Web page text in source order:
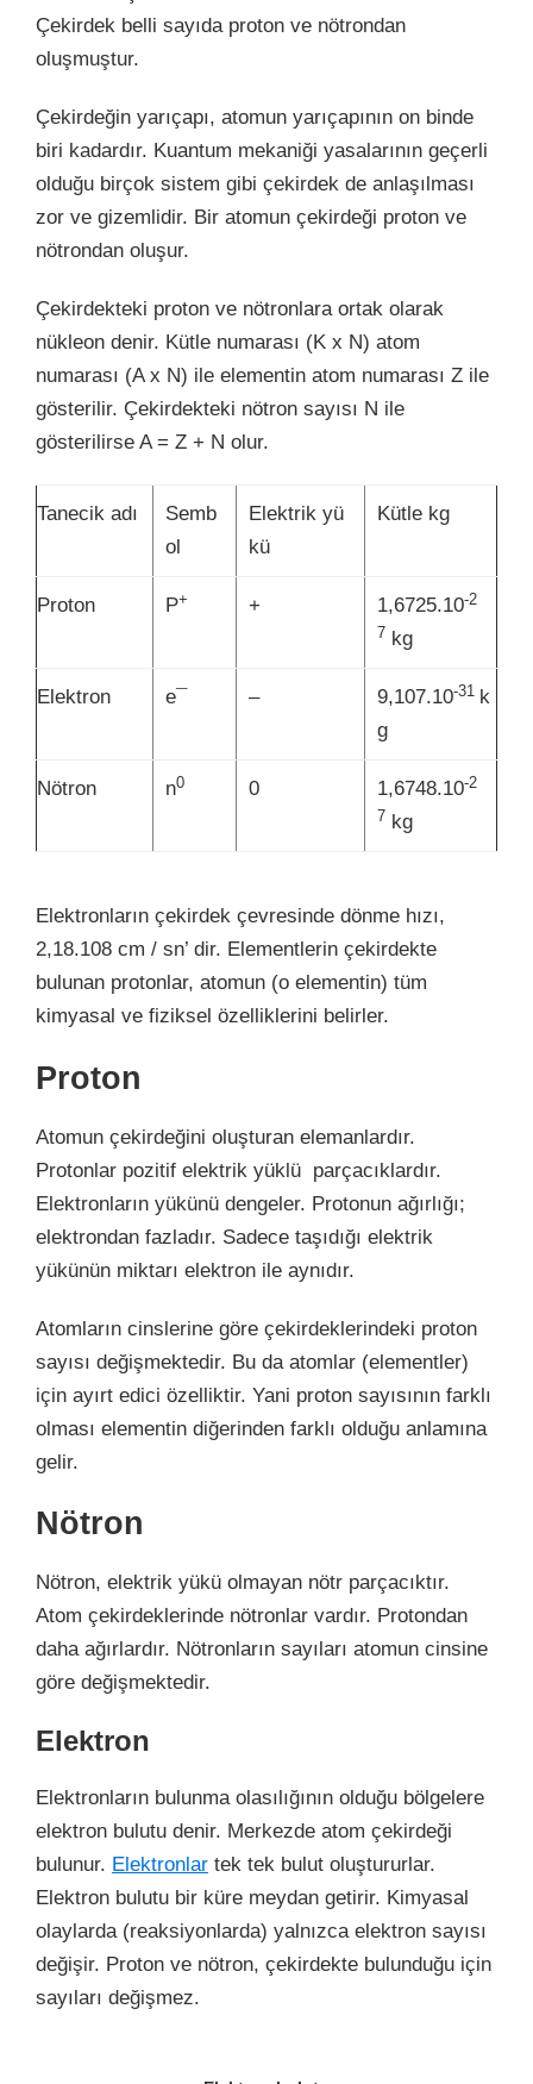
Çekirdek belli sayıda proton ve nötrondan
oluşmuştur.
Çekirdeğin yarıçapı, atomun yarıçapının on binde
biri kadardır. Kuantum mekaniği yasalarının geçerli
olduğu birçok sistem gibi çekirdek de anlaşılması
zor ve gizemlidir. Bir atomun çekirdeği proton ve
nötrondan oluşur.
Çekirdekteki proton ve nötronlara ortak olarak
nükleon denir. Kütle numarası (K x N) atom
numarası (A x N) ile elementin atom numarası Z ile
gösterilir. Çekirdekteki nötron sayısı N ile
gösterilirse A = Z + N olur.
Tanecik adı
Semb
ol
Elektrik yü
kü
Kütle kg
Proton P+ + 1,6725.10-2
7 kg
Elektron e¯ – 9,107.10-31 k
g
Nötron n0 0 1,6748.10-2
7 kg
Elektronların çekirdek çevresinde dönme hızı,
2,18.108 cm / sn’ dir. Elementlerin çekirdekte
bulunan protonlar, atomun (o elementin) tüm
kimyasal ve fiziksel özelliklerini belirler.
Proton
Atomun çekirdeğini oluşturan elemanlardır.
Protonlar pozitif elektrik yüklü parçacıklardır.
Elektronların yükünü dengeler. Protonun ağırlığı;
elektrondan fazladır. Sadece taşıdığı elektrik
yükünün miktarı elektron ile aynıdır.
Atomların cinslerine göre çekirdeklerindeki proton
sayısı değişmektedir. Bu da atomlar (elementler)
için ayırt edici özelliktir. Yani proton sayısının farklı
olması elementin diğerinden farklı olduğu anlamına
gelir.
Nötron
Nötron, elektrik yükü olmayan nötr parçacıktır.
Atom çekirdeklerinde nötronlar vardır. Protondan
daha ağırlardır. Nötronların sayıları atomun cinsine
göre değişmektedir.
Elektron
Elektronların bulunma olasılığının olduğu bölgelere
elektron bulutu denir. Merkezde atom çekirdeği
bulunur. Elektronlar tek tek bulut oluştururlar.
Elektron bulutu bir küre meydan getirir. Kimyasal
olaylarda (reaksiyonlarda) yalnızca elektron sayısı
değişir. Proton ve nötron, çekirdekte bulunduğu için
sayıları değişmez.